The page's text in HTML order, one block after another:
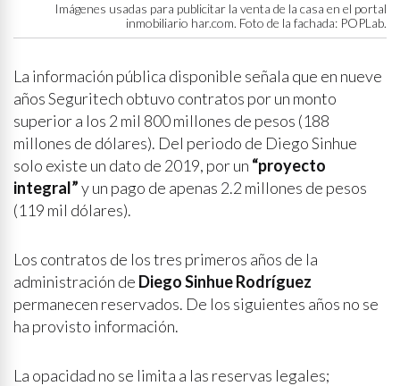
Imágenes usadas para publicitar la venta de la casa en el portal
inmobiliario har.com. Foto de la fachada: POPLab.
La información pública disponible señala que en nueve
años Seguritech obtuvo contratos por un monto
superior a los 2 mil 800 millones de pesos (188
millones de dólares). Del periodo de Diego Sinhue
solo existe un dato de 2019, por un “proyecto
integral”y un pago de apenas 2.2 millones de pesos
(119 mil dólares).
Los contratos de los tres primeros años de la
administración de Diego Sinhue Rodríguez
permanecen reservados. De los siguientes años no se
ha provisto información.
La opacidad no se limita a las reservas legales;